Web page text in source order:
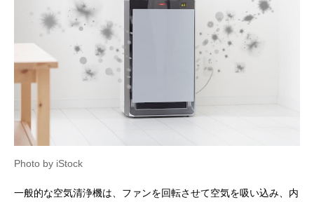
Photo by iStock
一般的な空気清浄機は、ファンを回転させて空気を吸い込み、内